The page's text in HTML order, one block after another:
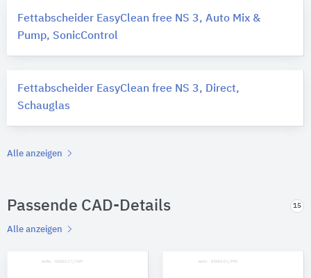
Fettabscheider EasyClean free NS 3, Auto Mix &
Pump, SonicControl
Fettabscheider EasyClean free NS 3, Direct,
Schauglas
Alle anzeigen
Passende CAD-Details 15
Alle anzeigen